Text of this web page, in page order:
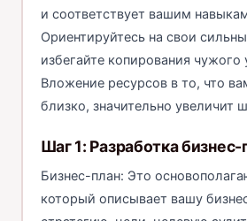
и соответствует вашим
Ориентируйтесь на свои
избегайте копирования чужого
Вложение ресурсов в то, что
близко, значительно увеличит
Шаг 1: Разработка бизнес-
Бизнес-план: Это
который описывает вашу